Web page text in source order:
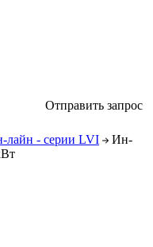
Отправить запрос
лайн - серии LVI
Ин-